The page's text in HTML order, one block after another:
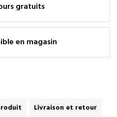
gratuits
en magasin
Livraison et retour